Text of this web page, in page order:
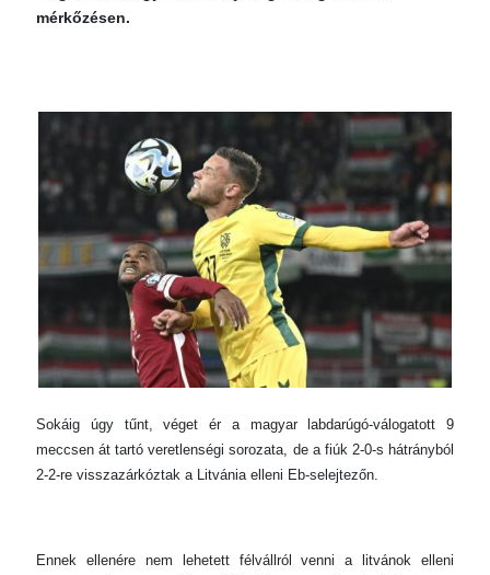
mérkőzésen.
Sokáig úgy tűnt, véget ér a magyar labdarúgó-válogatott 9
meccsen át tartó veretlenségi sorozata, de a fiúk 2-0-s hátrányból
2-2-re visszazárkóztak a Litvánia elleni Eb-selejtezőn.
Ennek ellenére nem lehetett félvállról venni a litvánok elleni